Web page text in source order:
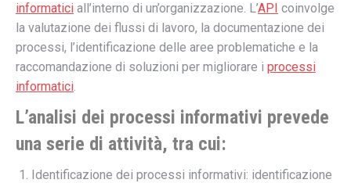
informatici all’interno di un’organizzazione. L’API coinvolge
la valutazione dei flussi di lavoro, la documentazione dei
processi, l’identificazione delle aree problematiche e la
raccomandazione di soluzioni per migliorare i processi
informatici.
L’analisi dei processi informativi prevede
una serie di attività, tra cui:
Identificazione dei processi informativi: identificazione